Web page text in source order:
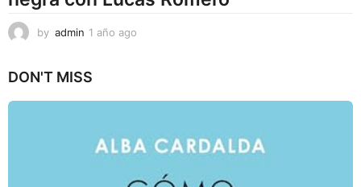
by admin 1 año ago
DON'T MISS